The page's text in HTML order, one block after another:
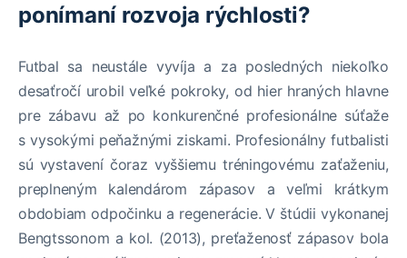
ponímaní rozvoja rýchlosti?
Futbal sa neustále vyvíja a za posledných niekoľko
desaťročí urobil veľké pokroky, od hier hraných hlavne
pre zábavu až po konkurenčné profesionálne súťaže
s vysokými peňažnými ziskami. Profesionálny futbalisti
sú vystavení čoraz vyššiemu tréningovému zaťaženiu,
preplneným kalendárom zápasov a veľmi krátkym
obdobiam odpočinku a regenerácie. V štúdii vykonanej
Bengtssonom a kol. (2013), preťaženosť zápasov bola